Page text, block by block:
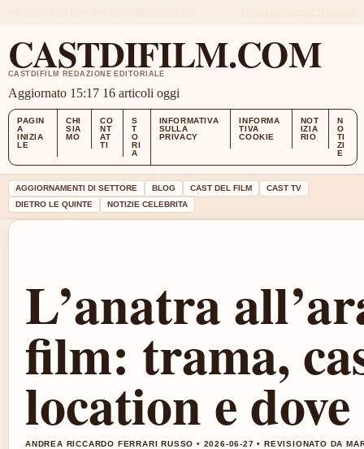
CASTDIFILM.COM
CASTDIFILM REDAZIONE EDITORIALE
Aggiornato 15:17 16 articoli oggi
PAGIN
A
INIZIA
LE
CHI
SIA
MO
CO
NT
AT
TI
S
T
O
RI
A
INFORMATIVA
SULLA
PRIVACY
INFORMA
TIVA
COOKIE
NOT
IZIA
RIO
N
O
TI
ZI
E
AGGIORNAMENTI DI SETTORE BLOG CAST DEL FILM
CAST TV
DIETRO LE QUINTE
NOTIZIE CELEBRITA
L’anatra
film: trama,
location e
ANDREA RICCARDO FERRARI RUSSO • 2026-06-27 • REVISIONATO DA